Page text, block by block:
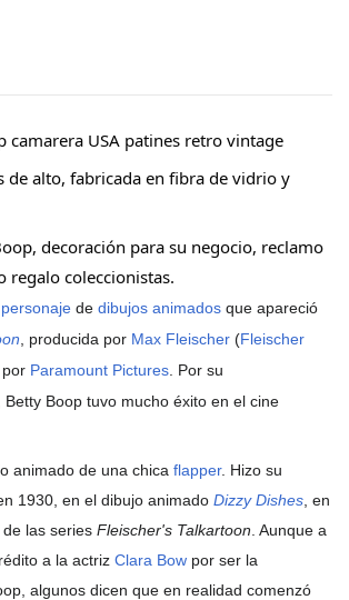
camarera USA patines retro vintage
de alto, fabricada en fibra de vidrio y
decoración para su negocio, reclamo
regalo coleccionistas.
personaje de dibujos animados que apareció
, producida por Max Fleischer (Fleischer
Paramount Pictures . Por su
, Betty Boop tuvo mucho éxito en el cine
animado de una chica flapper. Hizo su
1930, en el dibujo animado Dizzy Dishes , en
las series Fleischer's Talkartoon . Aunque a
a la actriz Clara Bow por ser la
algunos dicen que en realidad comenzó